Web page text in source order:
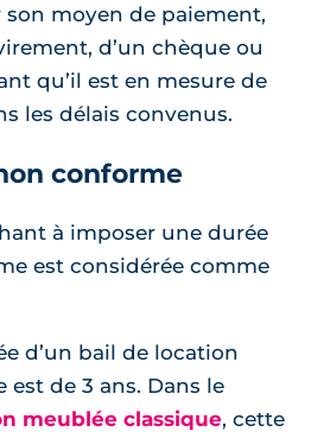
moyen de paiement,
d’un chèque ou
qu’il est en mesure de
les délais convenus.
conforme
à imposer une durée
est considérée comme
d’un bail de location
est de 3 ans. Dans le
meublée classique, cette